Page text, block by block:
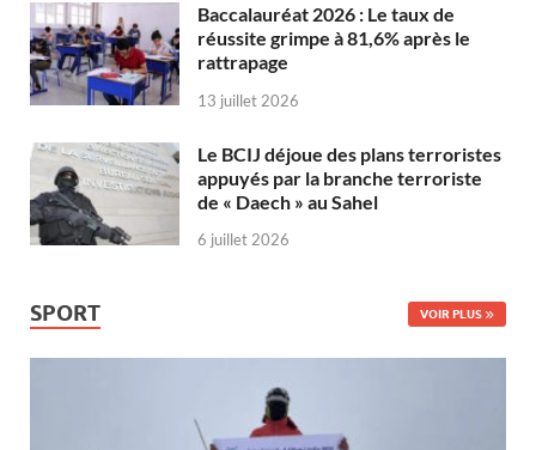
Baccalauréat 2026 : Le taux de
réussite grimpe à 81,6% après le
rattrapage
13 juillet 2026
Le BCIJ déjoue des plans terroristes
appuyés par la branche terroriste
de « Daech » au Sahel
6 juillet 2026
SPORT VOIR PLUS